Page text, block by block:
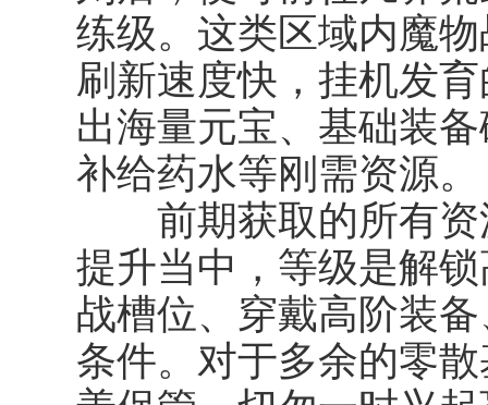
练级。这类区域内魔
刷新速度快，挂机发
出海量元宝、基础装
补给药水等刚需资源。
前期获取的所有资
提升当中，等级是解
战槽位、穿戴高阶装
条件。对于多余的零